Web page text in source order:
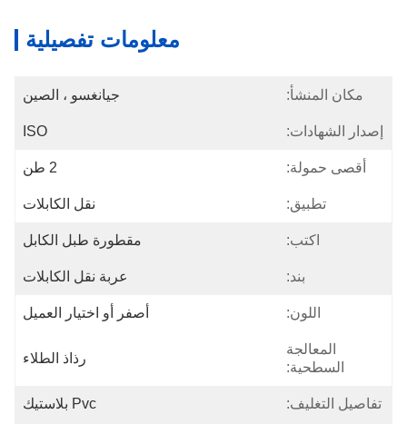
معلومات تفصيلية
مكان المنشأ: جيانغسو ، الصين
إصدار الشهادات: ISO
أقصى حمولة: 2 طن
تطبيق: نقل الكابلات
اكتب: مقطورة طبل الكابل
بند: عربة نقل الكابلات
اللون: أصفر أو اختيار العميل
المعالجة
السطحية:
رذاذ الطلاء
تفاصيل التغليف: Pvc بلاستيك